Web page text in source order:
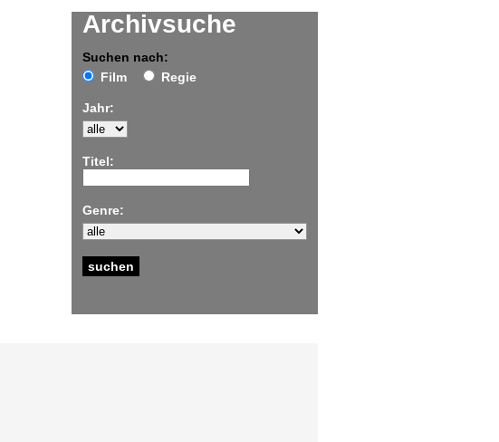
Archivsuche
Suchen nach:
Film
Regie
Jahr:
Titel:
Genre: